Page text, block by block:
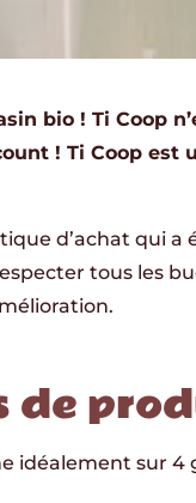
bio ! Ti Coop
! Ti Coop
d’achat qui
tous les
de
idéalement sur 4